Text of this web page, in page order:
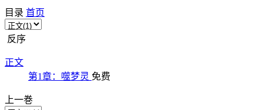
目录 首页
反序
正文
第1章：噬梦灵 免费
上一巻